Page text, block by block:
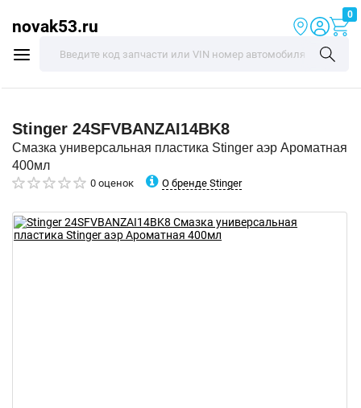
novak53.ru
0
Stinger 24SFVBANZAI14BK8
Смазка универсальная пластика Stinger аэр Ароматная
400мл
0 оценок О бренде Stinger